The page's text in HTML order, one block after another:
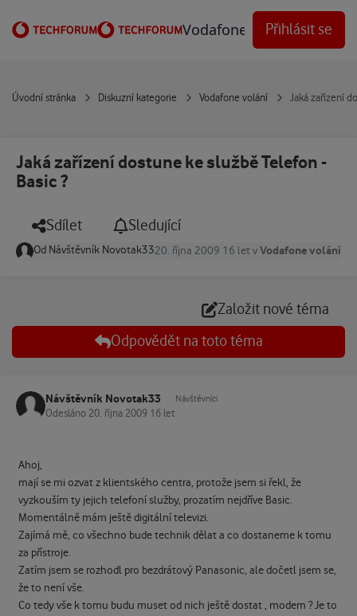
Vodafone Techforum
Přihlásit se
Úvodní stránka Diskuzní kategorie Vodafone volání Jaká zařízení
Jaká zařízení dostune ke službě Telefon -
Basic ?
Sdílet Sledující
Od Návštěvník Novotak3320. října 2009 16 let vVodafone volání
Založit nové téma
Odpovědět na toto téma
Návštěvník Novotak33 Návštěvníci
Odesláno 20. října 2009 16 let
Ahoj,
mají se mi ozvat z klientského centra, protože jsem si řekl, že
vyzkouším ty jejich telefoní služby, prozatím nejdříve Basic.
Momentálně mám ještě digitální televizi.
Zajímá mě, co všechno bude technik dělat a co dostaneme k tomu
za přístroje.
Zatím jsem se rozhodl pro bezdrátový Panasonic, ale dočetl jsem se,
že to není vše.
Co tedy vše k tomu budu muset od nich ještě dostat , modem ? Je to